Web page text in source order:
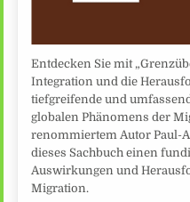
Entdecken Sie mit
Integration und die
tiefgreifende und
globalen Phänomens der
renommiertem Autor Paul-
dieses Sachbuch einen
Auswirkungen und
Migration.